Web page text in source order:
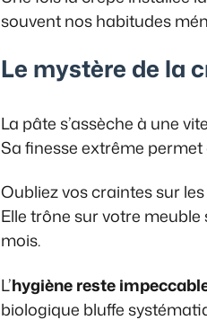
souvent nos habitudes
Le mystère de la
La pâte s’assèche à une
Sa finesse extrême permet
Oubliez vos craintes sur
Elle trône sur votre
mois.
L’hygiène reste
biologique bluffe